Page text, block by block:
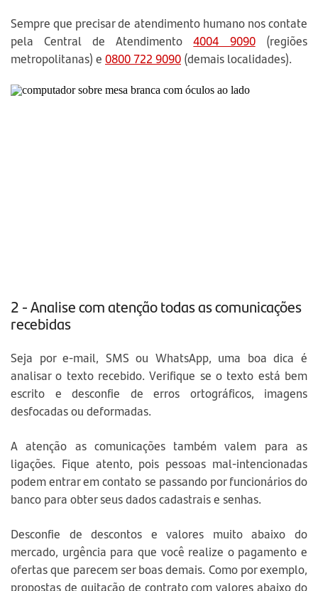
Sempre que precisar de atendimento humano nos contate
pela Central de Atendimento4004 9090(regiões
metropolitanas) e 0800 722 9090 (demais localidades).
2 - Analise com atenção todas as comunicações
recebidas
Seja por e-mail, SMS ou WhatsApp, uma boa dica é
analisar o texto recebido. Verifique se o texto está bem
escrito e desconfie de erros ortográficos, imagens
desfocadas ou deformadas.
A atenção as comunicações também valem para as
ligações. Fique atento, pois pessoas mal-intencionadas
podem entrar em contato se passando por funcionários do
banco para obter seus dados cadastrais e senhas.
Desconfie de descontos e valores muito abaixo do
mercado, urgência para que você realize o pagamento e
ofertas que parecem ser boas demais. Como por exemplo,
propostas de quitação de contrato com valores abaixo do